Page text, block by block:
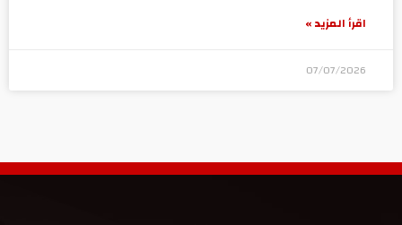
اقرأ المزيد »
07/07/2026